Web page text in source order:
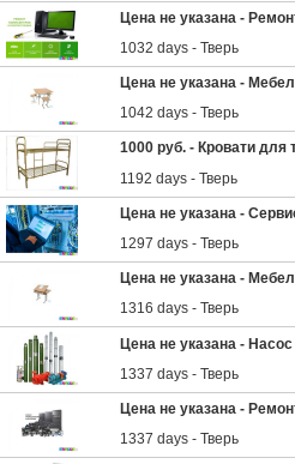
Цена не указана -
1032 days - Тверь
Цена не указана - Мебель для
1042 days - Тверь
1000 руб. - Кровати для турбаз,
1192 days - Тверь
Цена не указана - Сервис,
1297 days - Тверь
Цена не указана - Мебель
1316 days - Тверь
Цена не указана - Насос К8/
1337 days - Тверь
Цена не указана - Ремонт
1337 days - Тверь